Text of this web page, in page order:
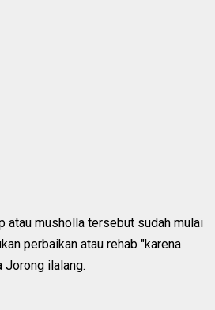
atau musholla tersebut sudah mulai
perbaikan atau rehab "karena
Jorong ilalang.